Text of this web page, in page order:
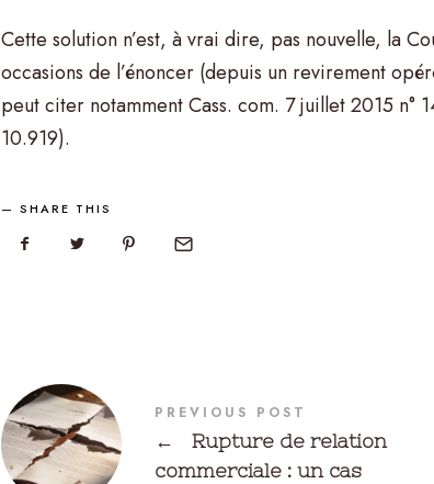
Cette solution n’est, à vrai dire, pas nouvelle, la
occasions de l’énoncer (depuis un revirement
peut citer notamment Cass. com. 7 juillet 2015 n°
10.919).
SHARE THIS
PREVIOUS POST
←
Rupture de relation
commerciale : un cas